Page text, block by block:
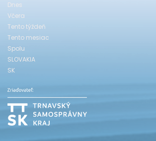
Dnes
Včera
Tento týždeň
Tento mesiac
Spolu
SLOVAKIA
SK